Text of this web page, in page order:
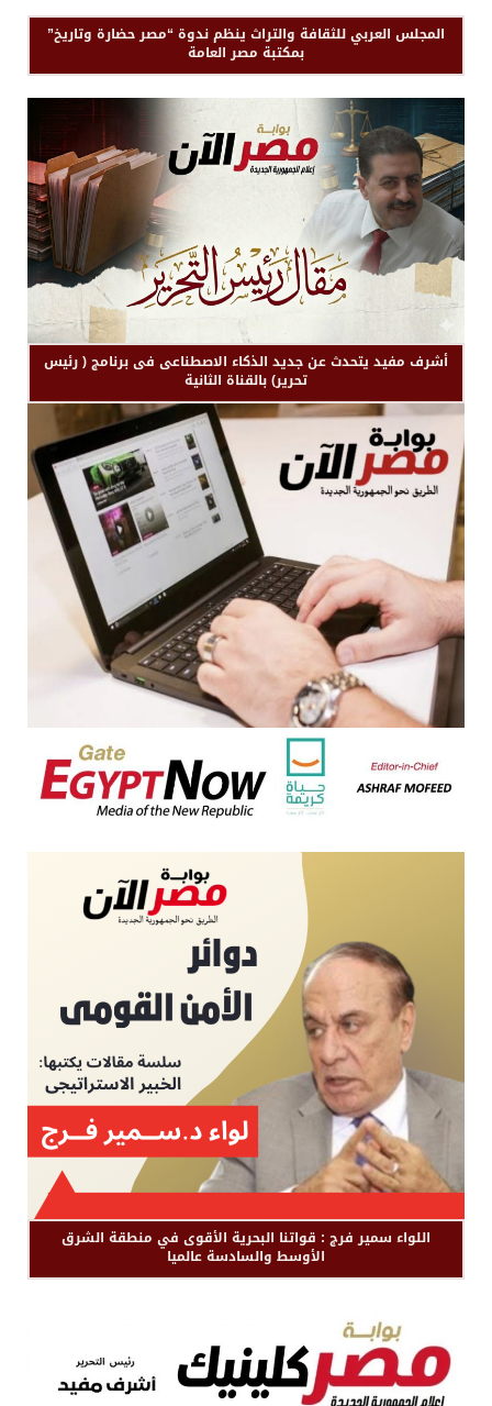
المجلس العربي للثقافة والتراث ينظم ندوة “مصر حضارة وتاريخ”
بمكتبة مصر العامة
أشرف مفيد يتحدث عن جديد الذكاء الاصطناعى فى برنامج ( رئيس
تحرير) بالقناة الثانية
اللواء سمير فرج : قواتنا البحرية الأقوى في منطقة الشرق
الأوسط والسادسة عالميا